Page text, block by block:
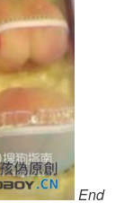
End